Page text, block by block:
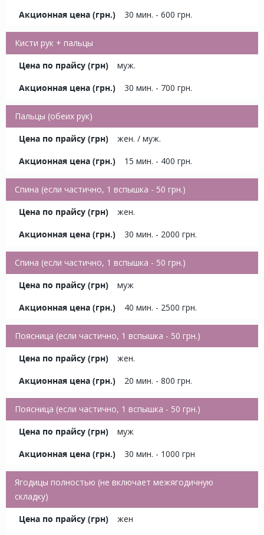
30 мин. - 600 грн.
Кисти рук + пальцы
муж.
30 мин. - 700 грн.
Пальцы (обеих рук)
жен. / муж.
15 мин. - 400 грн.
Спина (если частично, 1 вспышка - 50 грн.)
жен.
30 мин. - 2000 грн.
Спина (если частично, 1 вспышка - 50 грн.)
муж
40 мин. - 2500 грн.
Поясница (если частично, 1 вспышка - 50 грн.)
жен.
20 мин. - 800 грн.
Поясница (если частично, 1 вспышка - 50 грн.)
муж
30 мин. - 1000 грн
Ягодицы полностью (не включает межягодичную
складку)
жен